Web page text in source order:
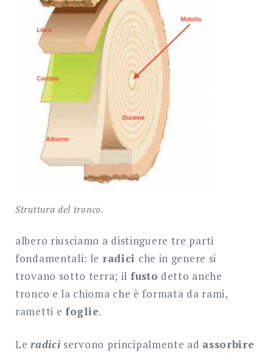
Struttura del tronco.
albero riusciamo a distinguere tre parti
fondamentali: le radici che in genere si
trovano sotto terra; il fusto detto anche
tronco e la chioma che è formata da rami,
rametti e foglie.
Leradici servono principalmente ad assorbire